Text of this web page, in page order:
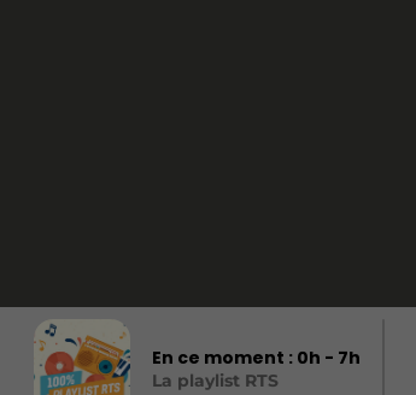
En ce moment : 0h - 7h
La playlist RTS